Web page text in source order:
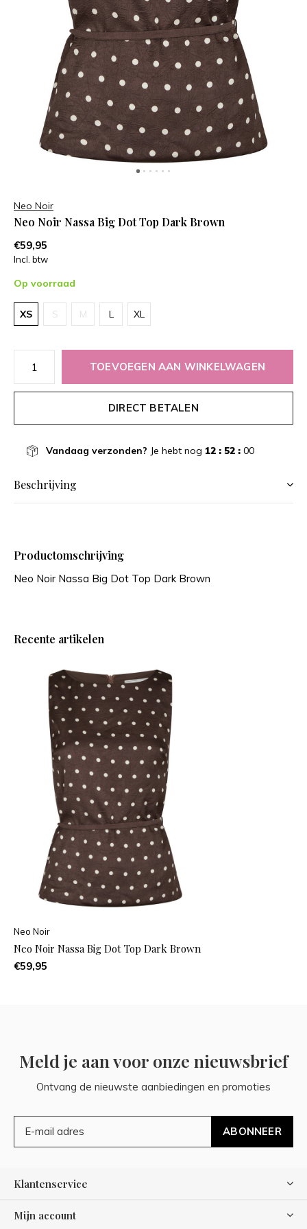
Neo Noir
Neo Noir Nassa Big Dot Top Dark Brown
€59,95
Incl. btw
Op voorraad
XS S M L XL
TOEVOEGEN AAN WINKELWAGEN
DIRECT BETALEN
Vandaag verzonden? Je hebt nog 12 : 52 : 00
Beschrijving
Productomschrijving
Neo Noir Nassa Big Dot Top Dark Brown
Recente artikelen
Neo Noir
Neo Noir Nassa Big Dot Top Dark Brown
€59,95
Meld je aan voor onze nieuwsbrief
Ontvang de nieuwste aanbiedingen en promoties
ABONNEER
Klantenservice
Mijn account